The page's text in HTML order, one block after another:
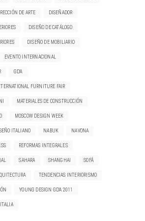
DE ARTE DISEÑADOR
DISEÑO DE CATÁLOGO
DISEÑO DE MOBILIARIO
EVENTO INTERNACIONAL
GD'A
FURNITURE FAIR
MATERIALES DE CONSTRUCCIÓN
MOSCOW DESIGN WEEK
ITALIANO NABUK NAVONA
REFORMAS INTEGRALES
SAHARA SHANGHAI SOFÁ
TENDENCIAS INTERIORISMO
YOUNG DESIGN GD'A 2011